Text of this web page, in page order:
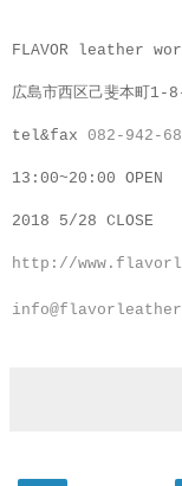
FLAVOR leather
広島市西区己斐本町1-
tel&fax 082-942-
13:00~20:00 OPEN
2018 5/28 CLOSE
http://